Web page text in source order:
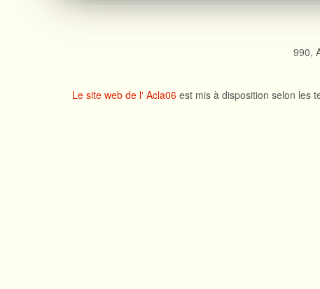
990,
Le site web de l' Acla06 est mis à disposition selon les